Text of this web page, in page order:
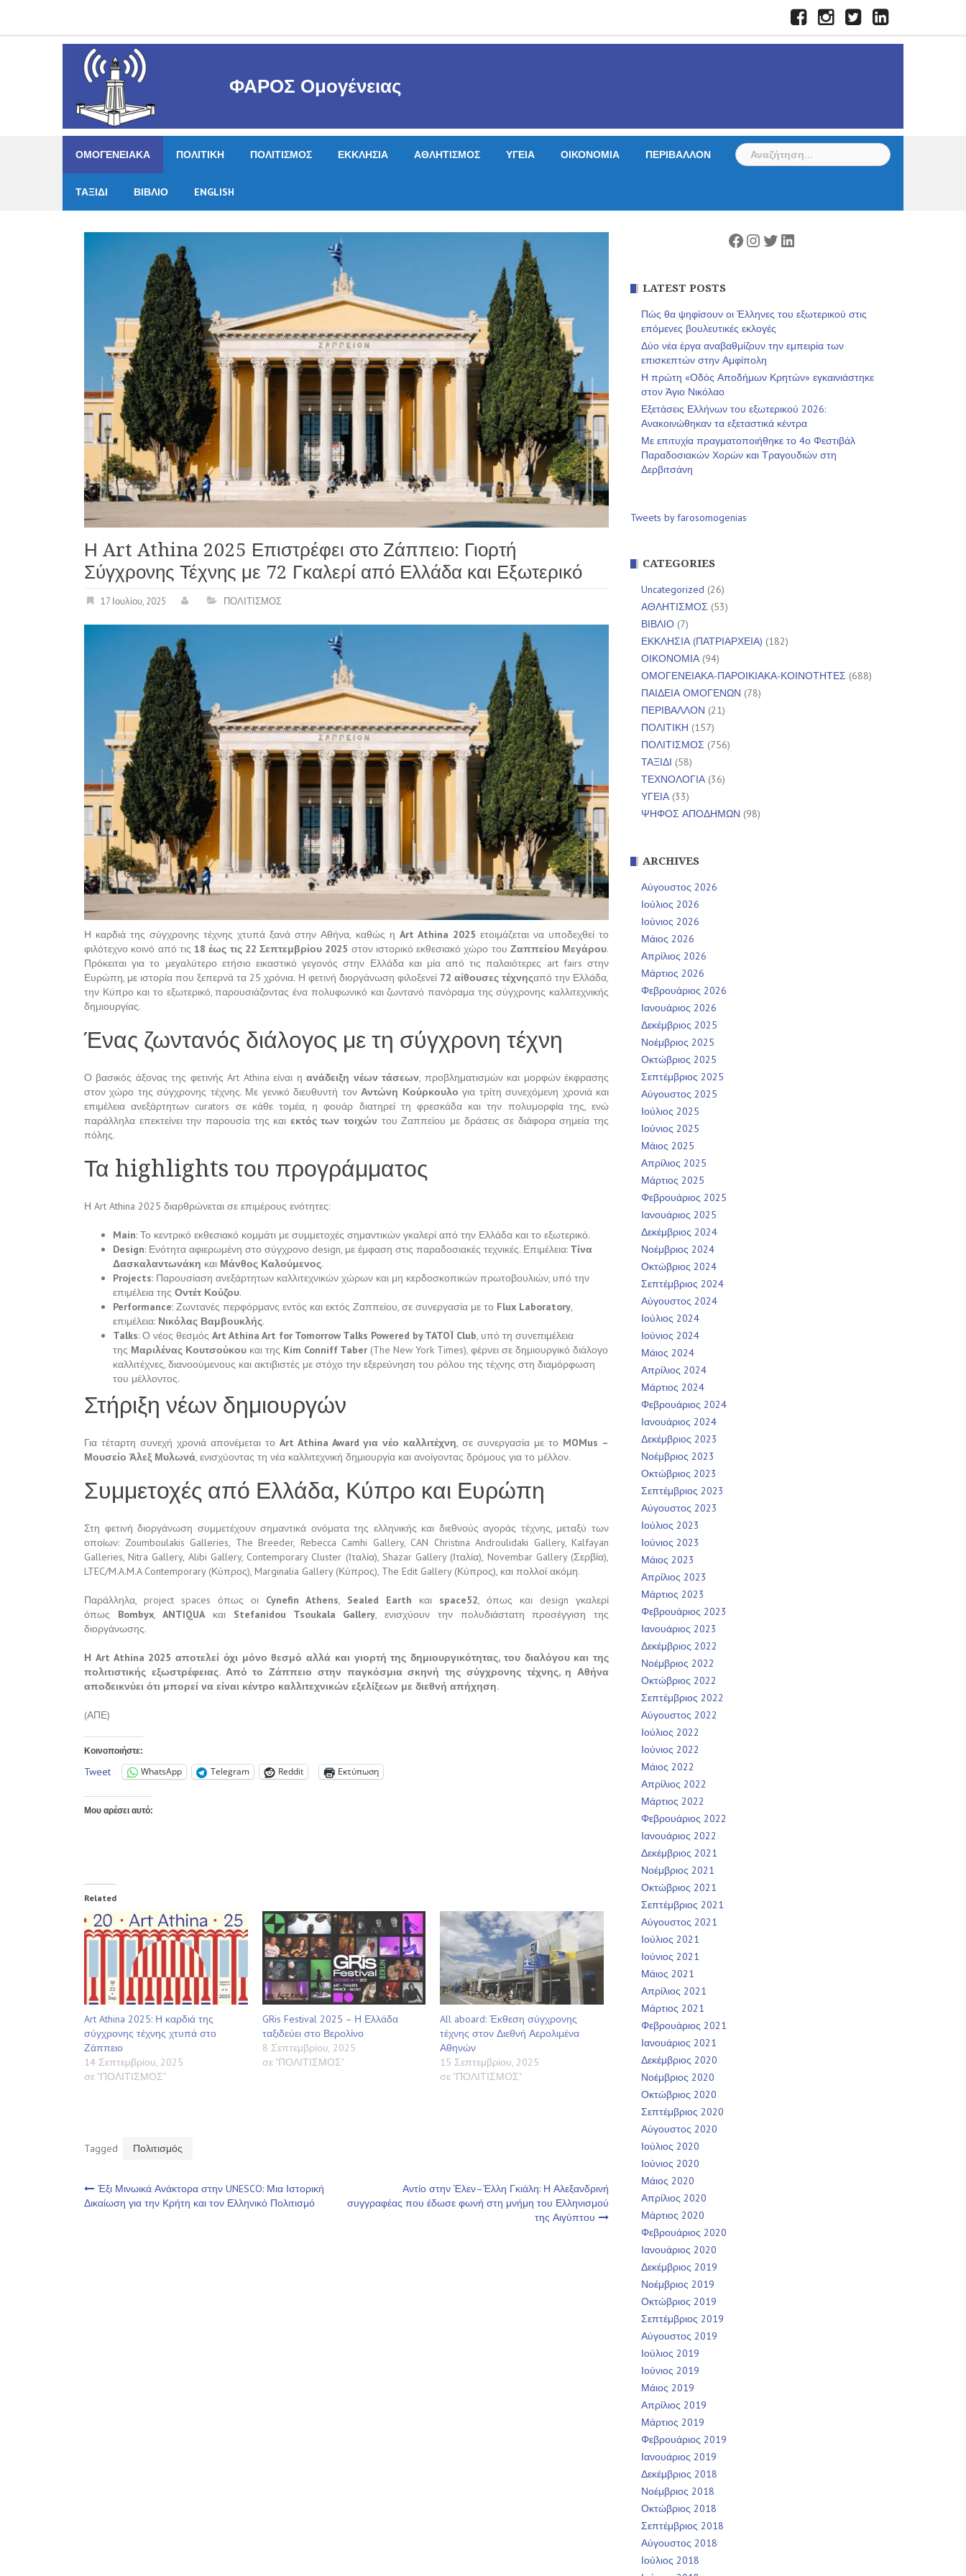
FacebookInstagramTwitterLinkedIn
ΦΑΡΟΣ Ομογένειας
ΟΜΟΓΕΝΕΙΑΚΑ ΠΟΛΙΤΙΚΗ ΠΟΛΙΤΙΣΜΟΣ ΕΚΚΛΗΣΙΑ ΑΘΛΗΤΙΣΜΟΣ ΥΓΕΙΑ ΟΙΚΟΝΟΜΙΑ ΠΕΡΙΒΑΛΛΟΝ
ΤΑΞΙΔΙ ΒΙΒΛΙΟ ENGLISH
Αναζήτηση
για:
Η Art Athina 2025 Επιστρέφει στο Ζάππειο: Γιορτή
Σύγχρονης Τέχνης με 72 Γκαλερί από Ελλάδα και Εξωτερικό
17 Ιουλίου, 2025 ΠΟΛΙΤΙΣΜΟΣ
Η καρδιά της σύγχρονης τέχνης χτυπά ξανά στην Αθήνα, καθώς η Art Athina 2025 ετοιμάζεται να υποδεχθεί το
φιλότεχνο κοινό από τις 18 έως τις 22 Σεπτεμβρίου 2025 στον ιστορικό εκθεσιακό χώρο του Ζαππείου Μεγάρου.
Πρόκειται για το μεγαλύτερο ετήσιο εικαστικό γεγονός στην Ελλάδα και μία από τις παλαιότερες art fairs στην
Ευρώπη, με ιστορία που ξεπερνά τα 25 χρόνια. Η φετινή διοργάνωση φιλοξενεί 72 αίθουσες τέχνηςαπό την Ελλάδα,
την Κύπρο και το εξωτερικό, παρουσιάζοντας ένα πολυφωνικό και ζωντανό πανόραμα της σύγχρονης καλλιτεχνικής
δημιουργίας.
Ένας ζωντανός διάλογος με τη σύγχρονη τέχνη
Ο βασικός άξονας της φετινής Art Athina είναι ηανάδειξη νέων τάσεων, προβληματισμών και μορφών έκφρασης
στον χώρο της σύγχρονης τέχνης. Με γενικό διευθυντή τονΑντώνη Κούρκουλο για τρίτη συνεχόμενη χρονιά και
επιμέλεια ανεξάρτητων curators σε κάθε τομέα, η φουάρ διατηρεί τη φρεσκάδα και την πολυμορφία της, ενώ
παράλληλα επεκτείνει την παρουσία της και εκτός των τοιχών του Ζαππείου με δράσεις σε διάφορα σημεία της
πόλης.
Τα highlights του προγράμματος
Η Art Athina 2025 διαρθρώνεται σε επιμέρους ενότητες:
Main: Το κεντρικό εκθεσιακό κομμάτι με συμμετοχές σημαντικών γκαλερί από την Ελλάδα και το εξωτερικό.
Design: Ενότητα αφιερωμένη στο σύγχρονο design, με έμφαση στις παραδοσιακές τεχνικές. Επιμέλεια: Τίνα
Δασκαλαντωνάκη και Μάνθος Καλούμενος.
Projects: Παρουσίαση ανεξάρτητων καλλιτεχνικών χώρων και μη κερδοσκοπικών πρωτοβουλιών, υπό την
επιμέλεια της Οντέτ Κούζου.
Performance: Ζωντανές περφόρμανς εντός και εκτός Ζαππείου, σε συνεργασία με το Flux Laboratory,
επιμέλεια: Νικόλας Βαμβουκλής.
Talks: Ο νέος θεσμός Art Athina Art for Tomorrow Talks Powered by TATOÏ Club, υπό τη συνεπιμέλεια
της Μαριλένας Κουτσούκου και της Kim Conniff Taber (The New York Times), φέρνει σε δημιουργικό διάλογο
καλλιτέχνες, διανοούμενους και ακτιβιστές με στόχο την εξερεύνηση του ρόλου της τέχνης στη διαμόρφωση
του μέλλοντος.
Στήριξη νέων δημιουργών
Για τέταρτη συνεχή χρονιά απονέμεται το Art Athina Award για νέο καλλιτέχνη, σε συνεργασία με το MOMus –
Μουσείο Άλεξ Μυλωνά, ενισχύοντας τη νέα καλλιτεχνική δημιουργία και ανοίγοντας δρόμους για το μέλλον.
Συμμετοχές από Ελλάδα, Κύπρο και Ευρώπη
Στη φετινή διοργάνωση συμμετέχουν σημαντικά ονόματα της ελληνικής και διεθνούς αγοράς τέχνης, μεταξύ των
οποίων: Zoumboulakis Galleries, The Breeder, Rebecca Camhi Gallery, CAN Christina Androulidaki Gallery, Kalfayan
Galleries, Nitra Gallery, Alibi Gallery, Contemporary Cluster (Ιταλία), Shazar Gallery (Ιταλία), Novembar Gallery (Σερβία),
LTEC/M.A.M.A Contemporary (Κύπρος), Marginalia Gallery (Κύπρος), The Edit Gallery (Κύπρος), και πολλοί ακόμη.
Παράλληλα, project spaces όπως οι Cynefin Athens, Sealed Earth και space52, όπως και design γκαλερί
όπως Bombyx,ANTIQUAκαι Stefanidou Tsoukala Gallery, ενισχύουν την πολυδιάστατη προσέγγιση της
διοργάνωσης.
Η Art Athina 2025 αποτελεί όχι μόνο θεσμό αλλά και γιορτή της δημιουργικότητας, του διαλόγου και της
πολιτιστικής εξωστρέφειας. Από το Ζάππειο στην παγκόσμια σκηνή της σύγχρονης τέχνης, η Αθήνα
αποδεικνύει ότι μπορεί να είναι κέντρο καλλιτεχνικών εξελίξεων με διεθνή απήχηση.
(ΑΠΕ)
Κοινοποιήστε:
Tweet WhatsApp Telegram Reddit Εκτύπωση
Μου αρέσει αυτό:
Related
Art Athina 2025: Η καρδιά της
σύγχρονης τέχνης χτυπά στο
Ζάππειο
14 Σεπτεμβρίου, 2025
σε "ΠΟΛΙΤΙΣΜΟΣ"
GRis Festival 2025 – Η Ελλάδα
ταξιδεύει στο Βερολίνο
8 Σεπτεμβρίου, 2025
σε "ΠΟΛΙΤΙΣΜΟΣ"
All aboard: Έκθεση σύγχρονης
τέχνης στον Διεθνή Αερολιμένα
Αθηνών
15 Σεπτεμβρίου, 2025
σε "ΠΟΛΙΤΙΣΜΟΣ"
Tagged Πολιτισμός
Πλοήγηση
Έξι Μινωικά Ανάκτορα στην UNESCO: Μια Ιστορική
Δικαίωση για την Κρήτη και τον Ελληνικό Πολιτισμό
Αντίο στην Έλεν–Έλλη Γκιάλη: Η Αλεξανδρινή
συγγραφέας που έδωσε φωνή στη μνήμη του Ελληνισμού
της Αιγύπτου
Facebook
Instagram
Twitter
Linkedin
LATEST POSTS
Πώς θα ψηφίσουν οι Έλληνες του εξωτερικού στις
επόμενες βουλευτικές εκλογές
Δύο νέα έργα αναβαθμίζουν την εμπειρία των
επισκεπτών στην Αμφίπολη
Η πρώτη «Οδός Αποδήμων Κρητών» εγκαινιάστηκε
στον Άγιο Νικόλαο
Εξετάσεις Ελλήνων του εξωτερικού 2026:
Ανακοινώθηκαν τα εξεταστικά κέντρα
Με επιτυχία πραγματοποιήθηκε το 4ο Φεστιβάλ
Παραδοσιακών Χορών και Τραγουδιών στη
Δερβιτσάνη
Tweets by farosomogenias
CATEGORIES
Uncategorized (26)
ΑΘΛΗΤΙΣΜΟΣ (53)
ΒΙΒΛΙΟ (7)
ΕΚΚΛΗΣΙΑ (ΠΑΤΡΙΑΡΧΕΙΑ) (182)
ΟΙΚΟΝΟΜΙΑ(94)
ΟΜΟΓΕΝΕΙΑΚΑ-ΠΑΡΟΙΚΙΑΚΑ-ΚΟΙΝΟΤΗΤΕΣ (688)
ΠΑΙΔΕΙΑ ΟΜΟΓΕΝΩΝ (78)
ΠΕΡΙΒΑΛΛΟΝ (21)
ΠΟΛΙΤΙΚΗ (157)
ΠΟΛΙΤΙΣΜΟΣ (756)
ΤΑΞΙΔΙ (58)
ΤΕΧΝΟΛΟΓΙΑ(36)
ΥΓΕΙΑ(33)
ΨΗΦΟΣ ΑΠΟΔΗΜΩΝ (98)
ARCHIVES
Αύγουστος 2026
Ιούλιος 2026
Ιούνιος 2026
Μάιος 2026
Απρίλιος 2026
Μάρτιος 2026
Φεβρουάριος 2026
Ιανουάριος 2026
Δεκέμβριος 2025
Νοέμβριος 2025
Οκτώβριος 2025
Σεπτέμβριος 2025
Αύγουστος 2025
Ιούλιος 2025
Ιούνιος 2025
Μάιος 2025
Απρίλιος 2025
Μάρτιος 2025
Φεβρουάριος 2025
Ιανουάριος 2025
Δεκέμβριος 2024
Νοέμβριος 2024
Οκτώβριος 2024
Σεπτέμβριος 2024
Αύγουστος 2024
Ιούλιος 2024
Ιούνιος 2024
Μάιος 2024
Απρίλιος 2024
Μάρτιος 2024
Φεβρουάριος 2024
Ιανουάριος 2024
Δεκέμβριος 2023
Νοέμβριος 2023
Οκτώβριος 2023
Σεπτέμβριος 2023
Αύγουστος 2023
Ιούλιος 2023
Ιούνιος 2023
Μάιος 2023
Απρίλιος 2023
Μάρτιος 2023
Φεβρουάριος 2023
Ιανουάριος 2023
Δεκέμβριος 2022
Νοέμβριος 2022
Οκτώβριος 2022
Σεπτέμβριος 2022
Αύγουστος 2022
Ιούλιος 2022
Ιούνιος 2022
Μάιος 2022
Απρίλιος 2022
Μάρτιος 2022
Φεβρουάριος 2022
Ιανουάριος 2022
Δεκέμβριος 2021
Νοέμβριος 2021
Οκτώβριος 2021
Σεπτέμβριος 2021
Αύγουστος 2021
Ιούλιος 2021
Ιούνιος 2021
Μάιος 2021
Απρίλιος 2021
Μάρτιος 2021
Φεβρουάριος 2021
Ιανουάριος 2021
Δεκέμβριος 2020
Νοέμβριος 2020
Οκτώβριος 2020
Σεπτέμβριος 2020
Αύγουστος 2020
Ιούλιος 2020
Ιούνιος 2020
Μάιος 2020
Απρίλιος 2020
Μάρτιος 2020
Φεβρουάριος 2020
Ιανουάριος 2020
Δεκέμβριος 2019
Νοέμβριος 2019
Οκτώβριος 2019
Σεπτέμβριος 2019
Αύγουστος 2019
Ιούλιος 2019
Ιούνιος 2019
Μάιος 2019
Απρίλιος 2019
Μάρτιος 2019
Φεβρουάριος 2019
Ιανουάριος 2019
Δεκέμβριος 2018
Νοέμβριος 2018
Οκτώβριος 2018
Σεπτέμβριος 2018
Αύγουστος 2018
Ιούλιος 2018